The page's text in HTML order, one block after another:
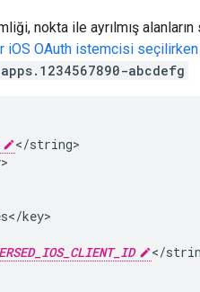
nokta ile ayrılmış
iOS OAuth istemcisi seçilirken
abcdefg
</string>
key>
</